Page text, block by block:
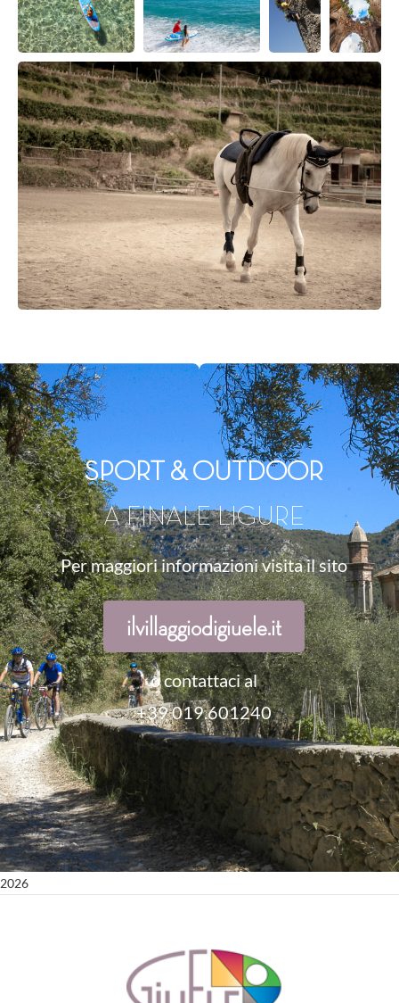
SPORT & OUTDOOR
A FINALE LIGURE
Per maggiori informazioni visita il sito
ilvillaggiodigiuele.it
o contattaci al
+39 019.601240
2026